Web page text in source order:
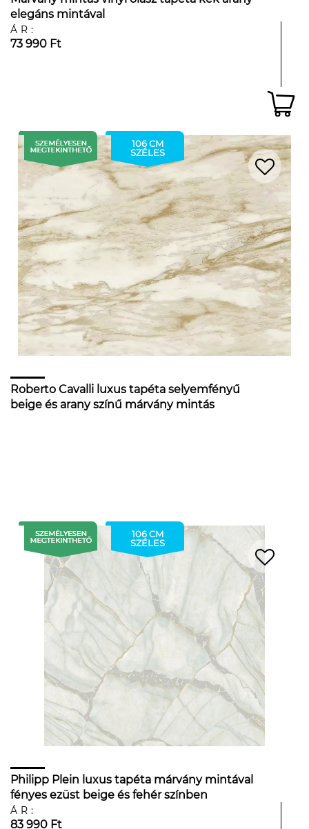
elegáns mintával
ÁR:
73 990 Ft
106 CM
SZÉLES
Roberto Cavalli luxus tapéta selyemfényű
beige és arany színű márvány mintás
106 CM
SZÉLES
Philipp Plein luxus tapéta márvány mintával
fényes ezüst beige és fehér színben
ÁR:
83 990 Ft